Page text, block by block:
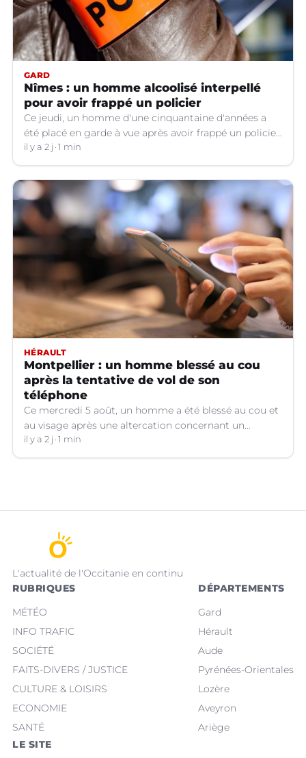
GARD
Nîmes : un homme alcoolisé interpellé
pour avoir frappé un policier
Ce jeudi, un homme d'une cinquantaine d'années a
été placé en garde à vue après avoir frappé un policier
hors service à Nîmes (Gard).
il y a 2 j 1 min
HÉRAULT
Montpellier : un homme blessé au cou
après la tentative de vol de son
téléphone
Ce mercredi 5 août, un homme a été blessé au cou et
au visage après une altercation concernant un
téléphone portable à Montpellier (Hérault).
il y a 2 j 1 min
L'actualité de l'Occitanie en continu
RUBRIQUES
MÉTÉO
INFO TRAFIC
SOCIÉTÉ
FAITS-DIVERS / JUSTICE
CULTURE & LOISIRS
ECONOMIE
SANTÉ
DÉPARTEMENTS
Gard
Hérault
Aude
Pyrénées-Orientales
Lozère
Aveyron
Ariège
LE SITE